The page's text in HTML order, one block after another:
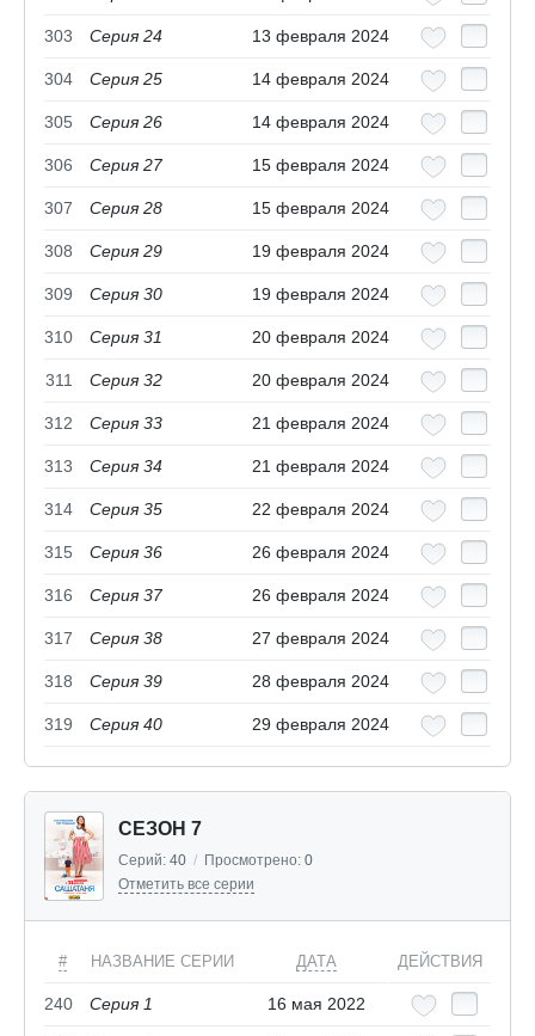
303 Серия 24 13 февраля 2024
304 Серия 25 14 февраля 2024
305 Серия 26 14 февраля 2024
306 Серия 27 15 февраля 2024
307 Серия 28 15 февраля 2024
308 Серия 29 19 февраля 2024
309 Серия 30 19 февраля 2024
310 Серия 31 20 февраля 2024
311 Серия 32 20 февраля 2024
312 Серия 33 21 февраля 2024
313 Серия 34 21 февраля 2024
314 Серия 35 22 февраля 2024
315 Серия 36 26 февраля 2024
316 Серия 37 26 февраля 2024
317 Серия 38 27 февраля 2024
318 Серия 39 28 февраля 2024
319 Серия 40 29 февраля 2024
СЕЗОН 7
Серий: 40 / Просмотрено: 0
Отметить все серии
# НАЗВАНИЕ СЕРИИ ДАТА ДЕЙСТВИЯ
240 Серия 1 16 мая 2022